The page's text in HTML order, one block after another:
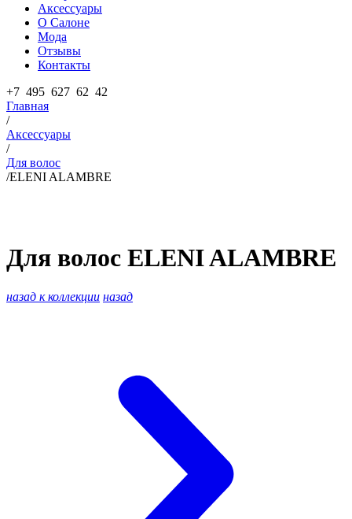
Аксессуары
О Салоне
Мода
Отзывы
Контакты
+7 495 627 62 42
Главная
/
Аксессуары
/
Для волос
/ELENI ALAMBRE
Для волос ELENI ALAMBRE
назад к коллекции назад